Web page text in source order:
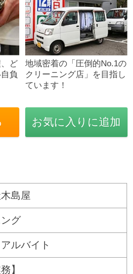
ど
負
地域密着の「圧倒的No.1の
クリーニング店」を目指し
ています！
お気に入りに追加
島屋
グ
ルバイト
】